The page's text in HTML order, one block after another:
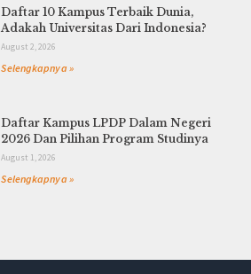
Daftar 10 Kampus Terbaik Dunia,
Adakah Universitas Dari Indonesia?
August 2, 2026
Selengkapnya »
Daftar Kampus LPDP Dalam Negeri
2026 Dan Pilihan Program Studinya
August 1, 2026
Selengkapnya »